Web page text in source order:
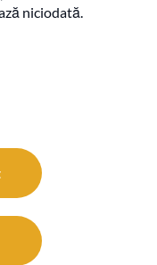
niciodată.